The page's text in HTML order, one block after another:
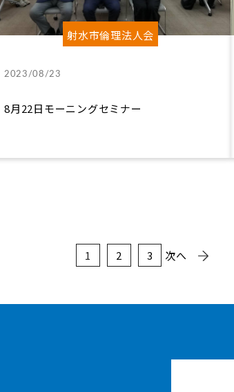
射水市倫理法人会
2023/08/23
8月22日モーニングセミナー
1 2 3 次へ